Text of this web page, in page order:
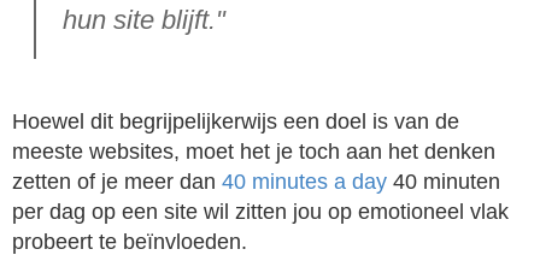
hun site blijft."
Hoewel dit begrijpelijkerwijs een doel is van de
meeste websites, moet het je toch aan het denken
zetten of je meer dan 40 minutes a day 40 minuten
per dag op een site wil zitten jou op emotioneel vlak
probeert te beïnvloeden.